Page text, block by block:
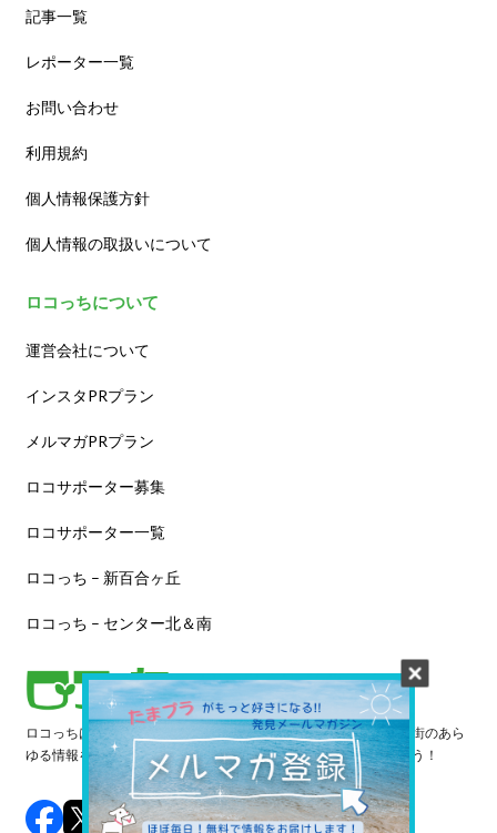
記事一覧
レポーター一覧
お問い合わせ
利用規約
個人情報保護方針
個人情報の取扱いについて
ロコっちについて
運営会社について
インスタPRプラン
メルマガPRプラン
ロコサポーター募集
ロコサポーター一覧
ロコっち – 新百合ヶ丘
ロコっち – センター北＆南
ロコっちは、あなたのジモト体験を豊かにする情報サイトです。街のあら
ゆる情報を収集し、日々更新しています。早速情報を探してみよう！